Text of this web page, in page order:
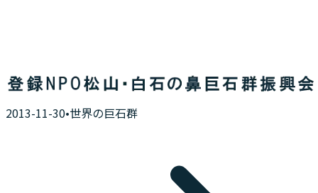
ニュース
2013-11-30•世界の巨石群